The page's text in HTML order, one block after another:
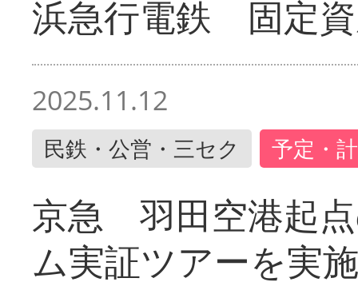
浜急行電鉄 固定
2025.11.12
民鉄・公営・三セク 予定・
京急 羽田空港起
ム実証ツアーを実施